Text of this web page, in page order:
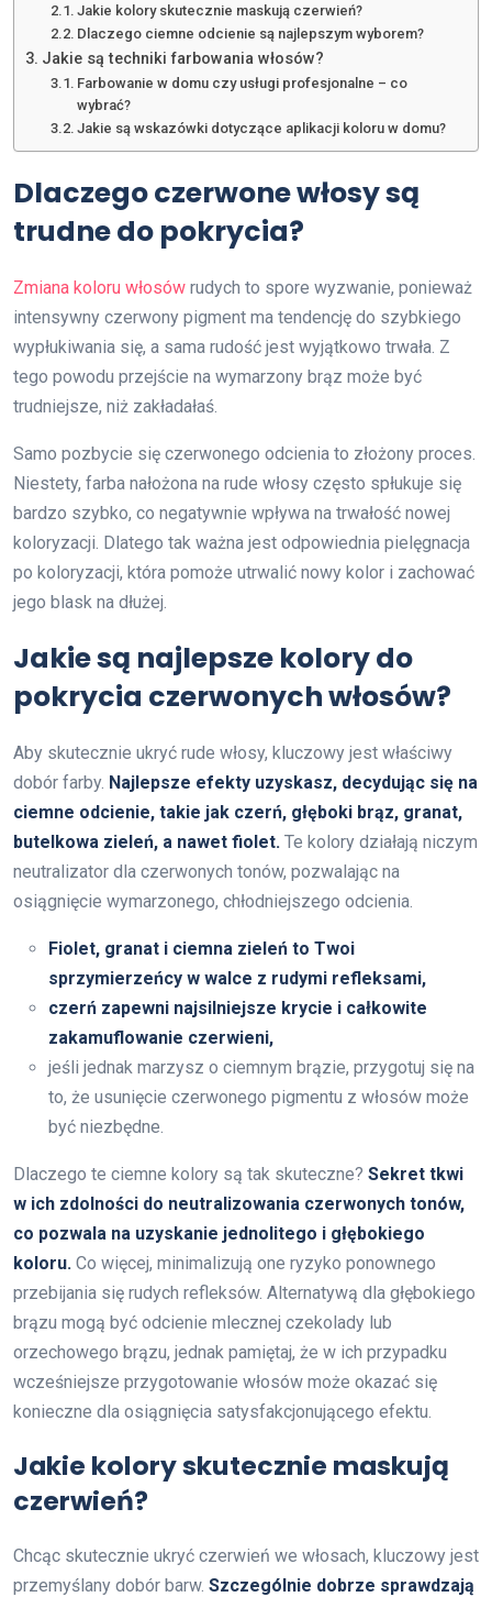
Jakie kolory skutecznie maskują czerwień?
Dlaczego ciemne odcienie są najlepszym wyborem?
Jakie są techniki farbowania włosów?
Farbowanie w domu czy usługi profesjonalne – co
wybrać?
Jakie są wskazówki dotyczące aplikacji koloru w domu?
Dlaczego czerwone włosy są
trudne do pokrycia?
Zmiana koloru włosów rudych to spore wyzwanie, ponieważ
intensywny czerwony pigment ma tendencję do szybkiego
wypłukiwania się, a sama rudość jest wyjątkowo trwała. Z
tego powodu przejście na wymarzony brąz może być
trudniejsze, niż zakładałaś.
Samo pozbycie się czerwonego odcienia to złożony proces.
Niestety, farba nałożona na rude włosy często spłukuje się
bardzo szybko, co negatywnie wpływa na trwałość nowej
koloryzacji. Dlatego tak ważna jest odpowiednia pielęgnacja
po koloryzacji, która pomoże utrwalić nowy kolor i zachować
jego blask na dłużej.
Jakie są najlepsze kolory do
pokrycia czerwonych włosów?
Aby skutecznie ukryć rude włosy, kluczowy jest właściwy
dobór farby. Najlepsze efekty uzyskasz, decydując się na
ciemne odcienie, takie jak czerń, głęboki brąz, granat,
butelkowa zieleń, a nawet fiolet. Te kolory działają niczym
neutralizator dla czerwonych tonów, pozwalając na
osiągnięcie wymarzonego, chłodniejszego odcienia.
Fiolet, granat i ciemna zieleń to Twoi
sprzymierzeńcy w walce z rudymi refleksami,
czerń zapewni najsilniejsze krycie i całkowite
zakamuflowanie czerwieni,
jeśli jednak marzysz o ciemnym brązie, przygotuj się na
to, że usunięcie czerwonego pigmentu z włosów może
być niezbędne.
Dlaczego te ciemne kolory są tak skuteczne? Sekret tkwi
w ich zdolności do neutralizowania czerwonych tonów,
co pozwala na uzyskanie jednolitego i głębokiego
koloru. Co więcej, minimalizują one ryzyko ponownego
przebijania się rudych refleksów. Alternatywą dla głębokiego
brązu mogą być odcienie mlecznej czekolady lub
orzechowego brązu, jednak pamiętaj, że w ich przypadku
wcześniejsze przygotowanie włosów może okazać się
konieczne dla osiągnięcia satysfakcjonującego efektu.
Jakie kolory skutecznie maskują
czerwień?
Chcąc skutecznie ukryć czerwień we włosach, kluczowy jest
przemyślany dobór barw. Szczególnie dobrze sprawdzają